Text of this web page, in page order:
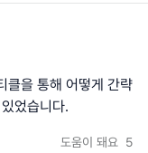
클을 통해 어떻게 간략
었습니다.
도움이 돼요 5